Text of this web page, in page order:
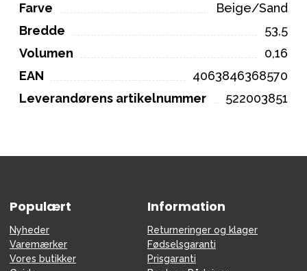
Farve
Beige/Sand
Bredde
53,5
Volumen
0,16
EAN
4063846368570
Leverandørens artikelnummer
522003851
Populært
Nyheder
Varemærker
Vores butikker
Information
Returneringer og klager
Fødselsgaranti
Prisgaranti